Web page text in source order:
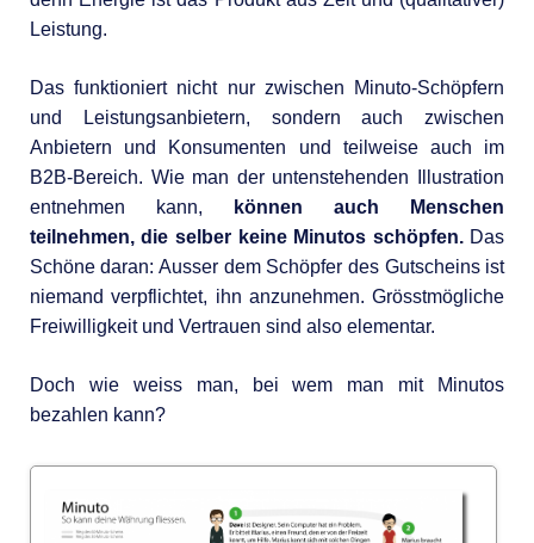
Leistung.
Das funktioniert nicht nur zwischen Minuto-Schöpfern
und Leistungsanbietern, sondern auch zwischen
Anbietern und Konsumenten und teilweise auch im
B2B-Bereich. Wie man der untenstehenden Illustration
entnehmen kann, können auch Menschen
teilnehmen, die selber keine Minutos schöpfen.Das
Schöne daran: Ausser dem Schöpfer des Gutscheins ist
niemand verpflichtet, ihn anzunehmen. Grösstmögliche
Freiwilligkeit und Vertrauen sind also elementar.
Doch wie weiss man, bei wem man mit Minutos
bezahlen kann?